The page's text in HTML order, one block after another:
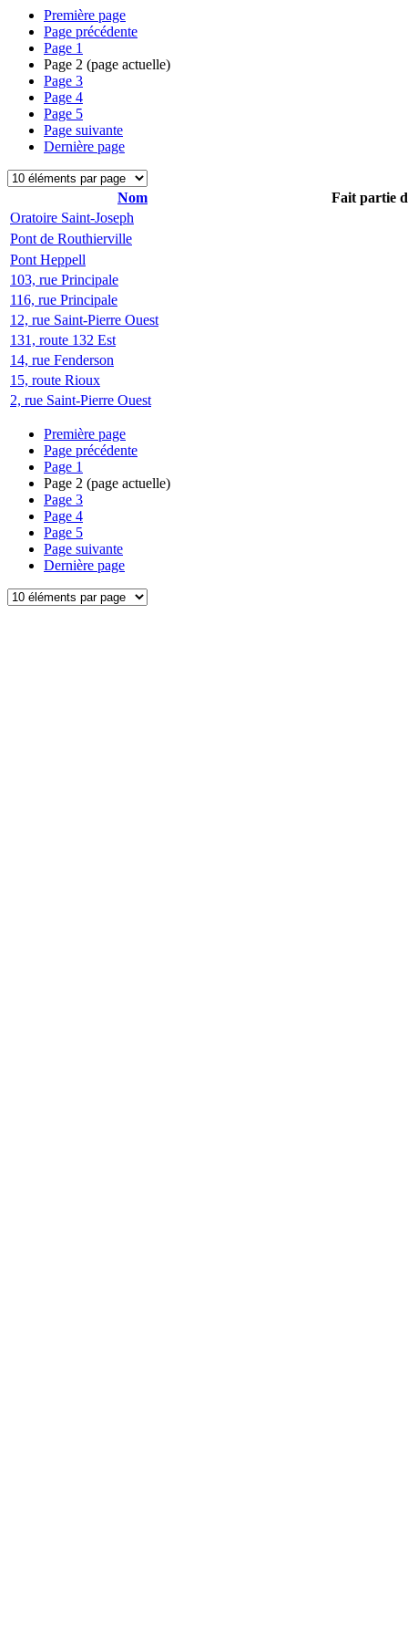
Première page
Page précédente
Page 1
Page 2 (page actuelle)
Page 3
Page 4
Page 5
Page suivante
Dernière page
Nom
Fait partie
Oratoire Saint-Joseph
Pont de Routhierville
Pont Heppell
103, rue Principale
116, rue Principale
12, rue Saint-Pierre Ouest
131, route 132 Est
14, rue Fenderson
15, route Rioux
2, rue Saint-Pierre Ouest
Première page
Page précédente
Page 1
Page 2 (page actuelle)
Page 3
Page 4
Page 5
Page suivante
Dernière page